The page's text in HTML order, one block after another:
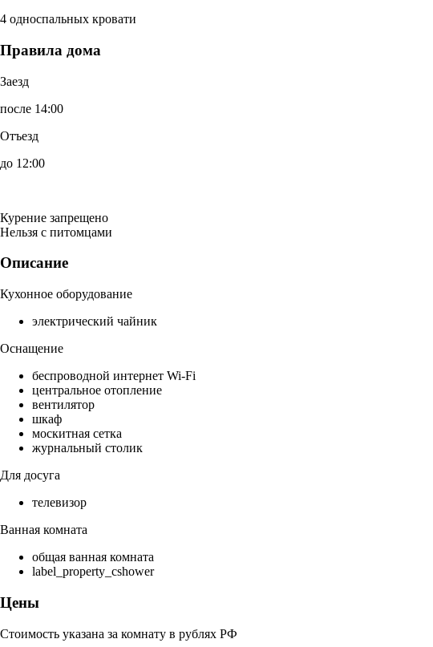
4 односпальных кровати
Правила дома
Заезд
после 14:00
Отъезд
до 12:00
Курение запрещено
Нельзя с питомцами
Описание
Кухонное оборудование
электрический чайник
Оснащение
беспроводной интернет Wi-Fi
центральное отопление
вентилятор
шкаф
москитная сетка
журнальный столик
Для досуга
телевизор
Ванная комната
общая ванная комната
label_property_cshower
Цены
Стоимость указана за комнату в рублях РФ